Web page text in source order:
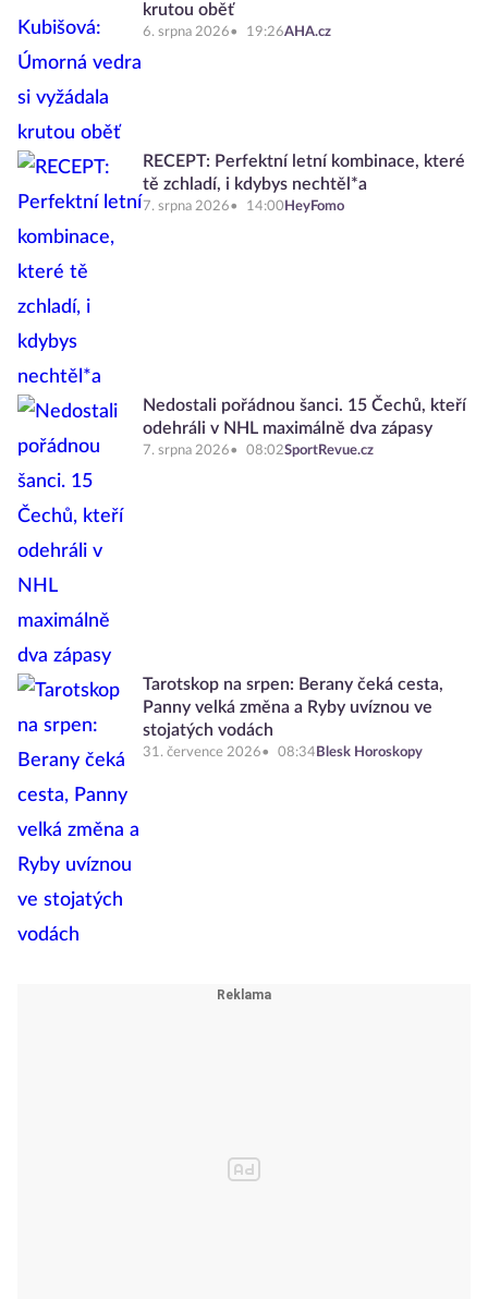
krutou oběť
6. srpna 2026 19:26AHA.cz
RECEPT: Perfektní letní kombinace, které
tě zchladí, i kdybys nechtěl*a
7. srpna 2026 14:00 HeyFomo
Nedostali pořádnou šanci. 15 Čechů, kteří
odehráli v NHL maximálně dva zápasy
7. srpna 2026 08:02SportRevue.cz
Tarotskop na srpen: Berany čeká cesta,
Panny velká změna a Ryby uvíznou ve
stojatých vodách
31. července 2026 08:34 Blesk Horoskopy